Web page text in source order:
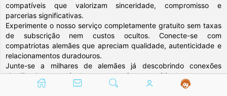
compatíveis que valorizam sinceridade, compromisso e
parcerias significativas.
Experimente o nosso serviço completamente gratuito sem taxas
de subscrição nem custos ocultos. Conecte-se com
compatriotas alemães que apreciam qualidade, autenticidade e
relacionamentos duradouros.
Junte-se a milhares de alemães já descobrindo conexões
significativas através da nossa plataforma confiável.
A sua jornada para descobrir companhia genuína na